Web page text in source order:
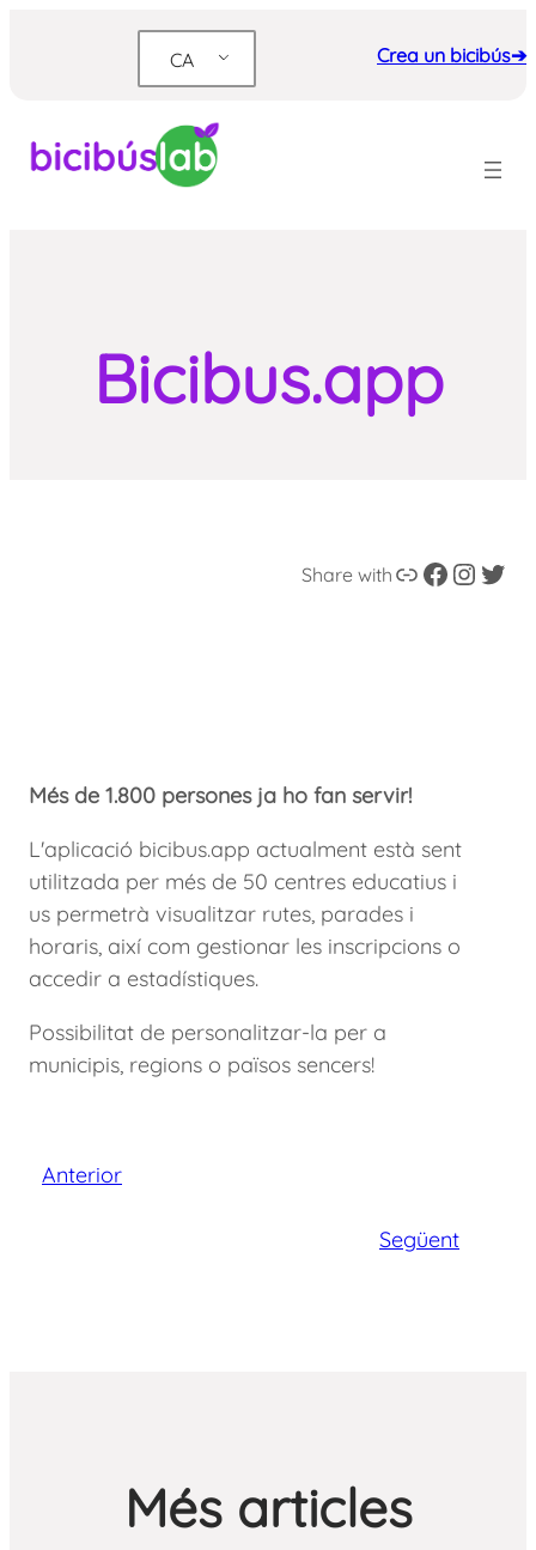
CA Crea un bicibús➔
Bicibus.app
Share with Enllaç Facebook Instagram Twitter
Més de 1.800 persones ja ho fan servir!
L'aplicació bicibus.app actualment està sent
utilitzada per més de 50 centres educatius i
us permetrà visualitzar rutes, parades i
horaris, així com gestionar les inscripcions o
accedir a estadístiques.
Possibilitat de personalitzar-la per a
municipis, regions o països sencers!
Anterior
Següent
Més articles